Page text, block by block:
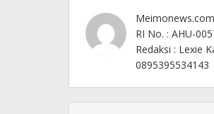
RI No. : AHU-
Redaksi : Lexie
0895395534143